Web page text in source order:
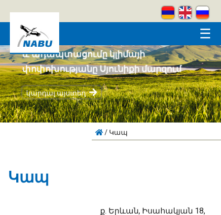
☰
Համայնքահեն բնապահպանությունը
և ադապտացումը կլիմայի
փոփոխությանը Սյունիքի մարզում
կարդալ այստեղ
/ Կապ
Կապ
ք. Երևան, Իսահակյան 18,